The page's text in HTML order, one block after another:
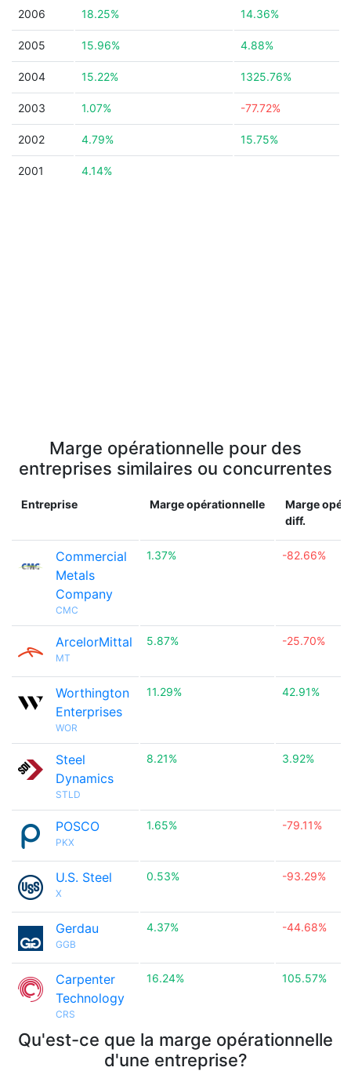
2006 18.25% 14.36%
2005 15.96% 4.88%
2004 15.22% 1325.76%
2003 1.07% -77.72%
2002 4.79% 15.75%
2001 4.14%
Marge opérationnelle pour des
entreprises similaires ou concurrentes
Entreprise Marge opérationnelle
Marge
diff.
Commercial
Metals
Company
CMC
1.37% -82.66%
ArcelorMittal
MT
5.87% -25.70%
Worthington
Enterprises
WOR
11.29% 42.91%
Steel
Dynamics
STLD
8.21% 3.92%
POSCO
PKX
1.65% -79.11%
U.S. Steel
X
0.53% -93.29%
Gerdau
GGB
4.37% -44.68%
Carpenter
Technology
CRS
16.24% 105.57%
Qu'est-ce que la marge opérationnelle
d'une entreprise?